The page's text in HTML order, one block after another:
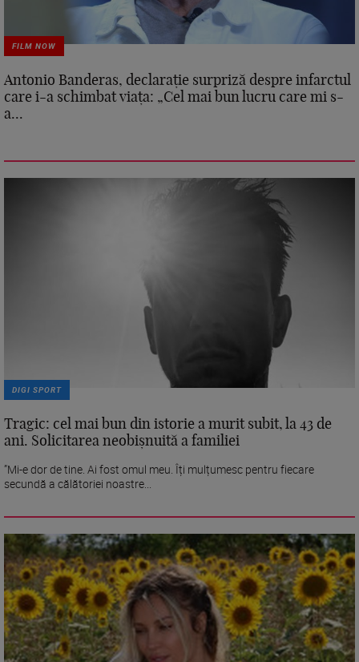
FILM NOW
Antonio Banderas, declarație surpriză despre infarctul
care i-a schimbat viața: „Cel mai bun lucru care mi s-
a...
DIGI SPORT
Tragic: cel mai bun din istorie a murit subit, la 43 de
ani. Solicitarea neobișnuită a familiei
”Mi-e dor de tine. Ai fost omul meu. Îți mulțumesc pentru fiecare
secundă a călătoriei noastre...